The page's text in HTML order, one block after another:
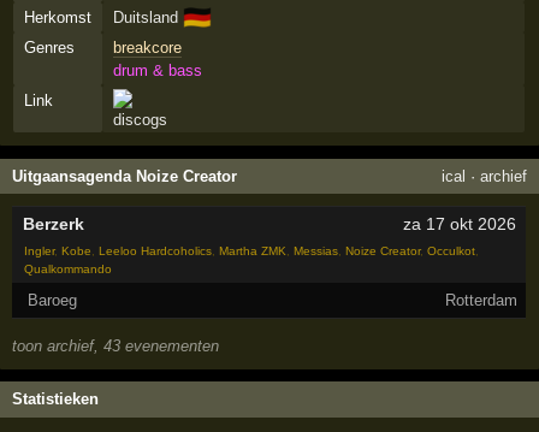
Herkomst
Duitsland 🇩🇪
Genres
breakcore
drum & bass
Link
Uitgaansagenda Noize Creator ical · archief
Berzerk za 17 okt 2026
Ingler,Kobe ,Leeloo Hardcoholics ,Martha ZMK ,Messias ,Noize Creator,Occulkot
Qualkommando
Baroeg Rotterdam
toon archief, 43 evenementen
Statistieken